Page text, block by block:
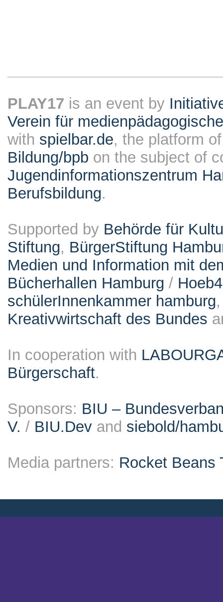
PLAY17 is an event by
Verein für
with spielbar.de, the platform
Bildung/bpb on the subject of
Jugendinformationszentrum
Berufsbildung.
Supported by Behörde für
Stiftung, BürgerStiftung
Medien und Information mit
Bücherhallen Hamburg /
schülerInnenkammer hamburg
Kreativwirtschaft des Bundes
In cooperation with
Bürgerschaft.
Sponsors: BIU –
V. / BIU.Dev and siebold/
Media partners: Rocket Beans